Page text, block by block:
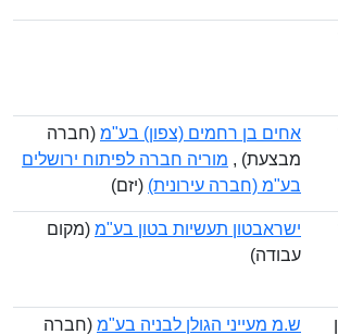
אחים בן רחמים (צפון) בע"מ(חברה
מבצעת) ,מוריה חברה לפיתוח ירושלים
בע"מ (חברה עירונית)(יזם)
ישראבטון תעשיות בטון בע"מ(מקום
עבודה)
ש.מ מעייני הגולן לבניה בע"מ(חברה